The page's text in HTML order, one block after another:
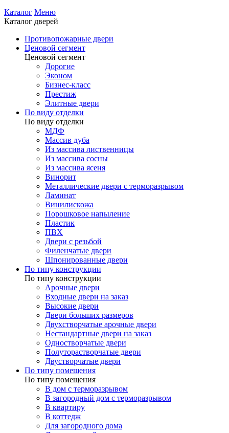
Каталог Меню
Каталог дверей
Противопожарные двери
Ценовой сегмент
Ценовой сегмент
Дорогие
Эконом
Бизнес-класс
Престиж
Элитные двери
По виду отделки
По виду отделки
МДФ
Массив дуба
Из массива лиственницы
Из массива сосны
Из массива ясеня
Винорит
Металлические двери с терморазрывом
Ламинат
Винилискожа
Порошковое напыление
Пластик
ПВХ
Двери с резьбой
Филенчатые двери
Шпонированные двери
По типу конструкции
По типу конструкции
Арочные двери
Входные двери на заказ
Высокие двери
Двери больших размеров
Двухстворчатые арочные двери
Нестандартные двери на заказ
Одностворчатые двери
Полуторастворчатые двери
Двустворчатые двери
По типу помещения
По типу помещения
В дом с терморазрывом
В загородный дом с терморазрывом
В квартиру
В коттедж
Для загородного дома